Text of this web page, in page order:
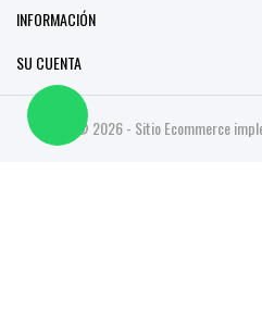
INFORMACIÓN
SU CUENTA
© 2026 - Sitio Ecommerce